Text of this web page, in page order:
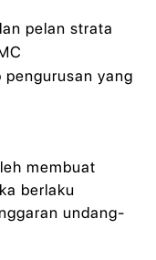
pelan strata
yang
membuat
berlaku
undang-